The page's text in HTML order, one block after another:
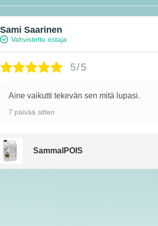
Sami Saarinen
Vahvistettu ostaja
5/5
Aine vaikutti tekevän sen mitä lupasi.
7 päivää sitten
SammalPOIS